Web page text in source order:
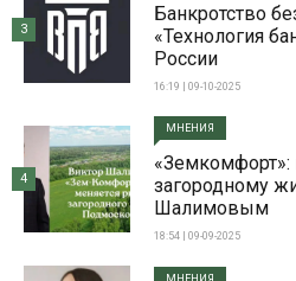
Банкротство
«Технология
России
16:19 | 09-10-2025
3
МНЕНИЯ
загородному
Шалимовым
18:54 | 09-09-2025
4